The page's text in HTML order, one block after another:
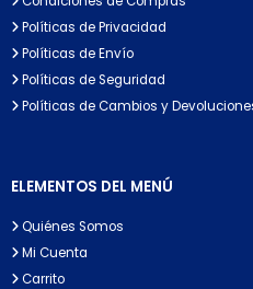
Políticas de Privacidad
Políticas de Envío
Políticas de Seguridad
Políticas de Cambios y
ELEMENTOS DEL MENÚ
Quiénes Somos
Mi Cuenta
Carrito